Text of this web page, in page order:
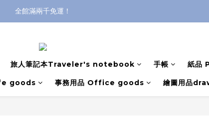
全館滿兩千免運！
全館滿兩千免運！
旅人筆記本Traveler's notebook 手帳 紙品
goods 事務用品 Office goods 繪圖用品